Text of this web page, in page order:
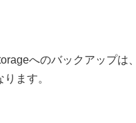
へのバックアップは
ます。